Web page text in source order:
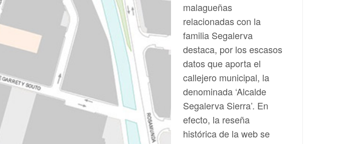
malagueñas
relacionadas con la
familia Segalerva
destaca, por los escasos
datos que aporta el
callejero municipal, la
denominada ‘Alcalde
Segalerva Sierra’. En
efecto, la reseña
histórica de la web se